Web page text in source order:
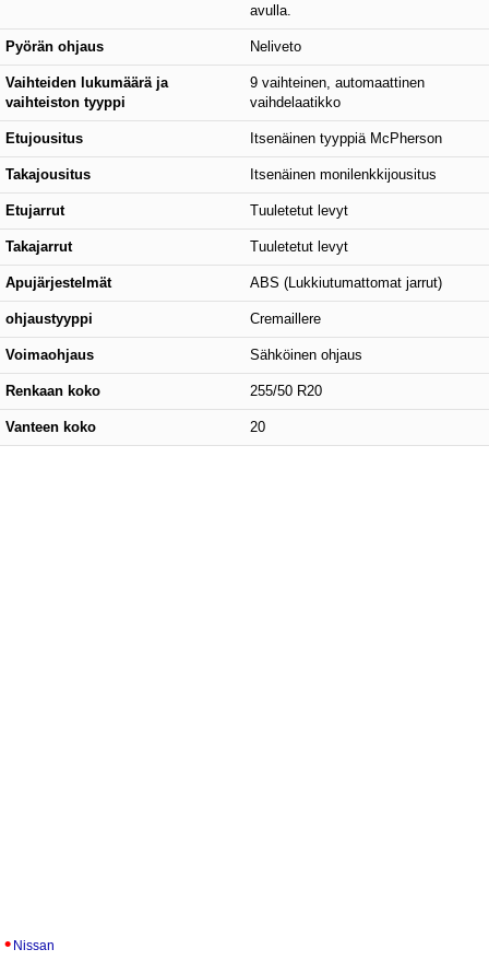
avulla.
Pyörän ohjaus Neliveto
Vaihteiden lukumäärä ja
vaihteiston tyyppi
9 vaihteinen, automaattinen
vaihdelaatikko
Etujousitus Itsenäinen tyyppiä McPherson
Takajousitus Itsenäinen monilenkkijousitus
Etujarrut Tuuletetut levyt
Takajarrut Tuuletetut levyt
Apujärjestelmät ABS (Lukkiutumattomat jarrut)
ohjaustyyppi Cremaillere
Voimaohjaus Sähköinen ohjaus
Renkaan koko 255/50 R20
Vanteen koko 20
Nissan